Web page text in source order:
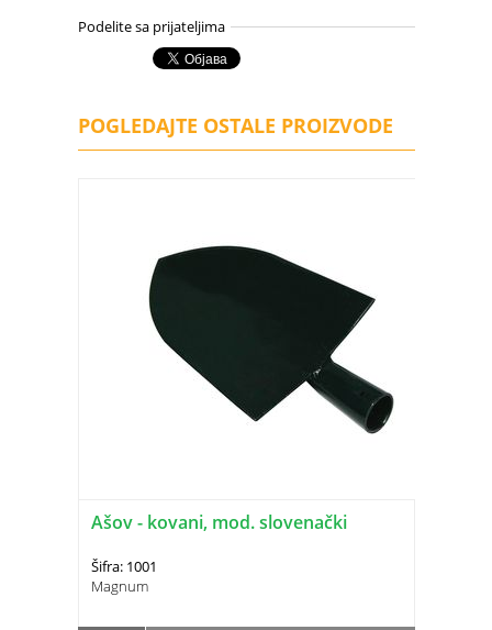
Podelite sa prijateljima
POGLEDAJTE OSTALE PROIZVODE
Ašov - kovani, mod. slovenački
Šifra: 1001
Magnum